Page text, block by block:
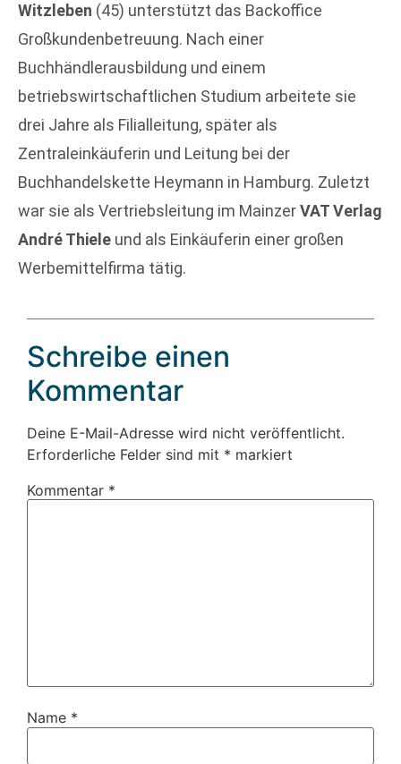
Witzleben (45) unterstützt das Backoffice
Großkundenbetreuung. Nach einer
Buchhändlerausbildung und einem
betriebswirtschaftlichen Studium arbeitete sie
drei Jahre als Filialleitung, später als
Zentraleinkäuferin und Leitung bei der
Buchhandelskette Heymann in Hamburg. Zuletzt
war sie als Vertriebsleitung im MainzerVAT Verlag
André Thiele und als Einkäuferin einer großen
Werbemittelfirma tätig.
Schreibe einen
Kommentar
Deine E-Mail-Adresse wird nicht veröffentlicht.
Erforderliche Felder sind mit * markiert
Kommentar *
Name *